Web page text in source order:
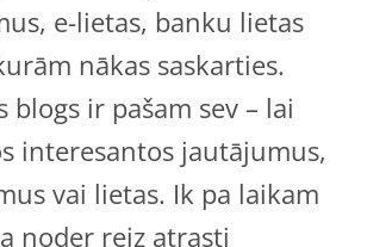
e-lietas, banku lietas
nākas saskarties.
blogs ir pašam sev – lai
interesantos jautājumus,
vai lietas. Ik pa laikam
noder reiz atrasti